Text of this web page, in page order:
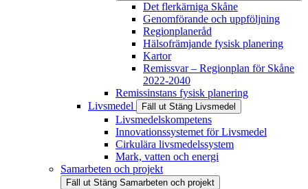
Det flerkärniga Skåne
Genomförande och uppföljning
Regionplaneråd
Hälsofrämjande fysisk planering
Kartor
Remissvar – Regionplan för Skåne
2022-2040
Remissinstans fysisk planering
Livsmedel
Fäll ut Stäng Livsmedel
Livsmedelskompetens
Innovationssystemet för Livsmedel
Cirkulära livsmedelssystem
Mark, vatten och energi
Samarbeten och projekt
Fäll ut Stäng Samarbeten och projekt